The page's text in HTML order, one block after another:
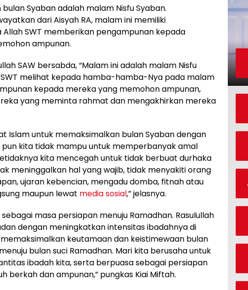
Syaban adalah malam Nisfu Syaban.
dari Aisyah RA, malam ini memiliki
Allah SWT memberikan pengampunan kepada
ampunan.
SAW bersabda, “Malam ini adalah malam Nisfu
SWT melihat kepada hamba-hamba-Nya pada malam
kepada mereka yang memohon ampunan,
yang meminta rahmat dan mengakhirkan mereka
Islam untuk memaksimalkan bulan Syaban dengan
pun kita tidak mampu untuk memperbanyak amal
kita mencegah untuk tidak berbuat durhaka
meninggalkan hal yang wajib, tidak menyakiti orang
ujaran kebencian, mengadu domba, fitnah atau
maupun lewat media sosial,” jelasnya.
masa persiapan menuju Ramadhan. Rasulullah
dengan meningkatkan intensitas ibadahnya di
keutamaan dan keistimewaan bulan
bulan suci Ramadhan. Mari kita berusaha untuk
ibadah kita, serta berpuasa sebagai persiapan
berkah dan ampunan,” pungkas Kiai Miftah.